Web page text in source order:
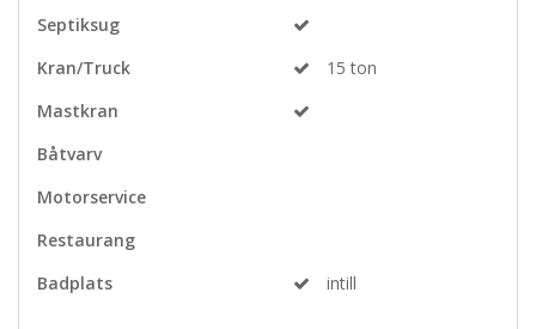
Septiksug
Kran/Truck
15 ton
Mastkran
Båtvarv
Motorservice
Restaurang
Badplats
intill